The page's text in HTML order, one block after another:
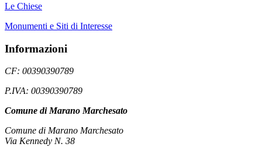
Le Chiese
Monumenti e Siti di Interesse
Informazioni
CF: 00390390789
P.IVA: 00390390789
Comune di Marano Marchesato
Comune di Marano Marchesato
Via Kennedy N. 38